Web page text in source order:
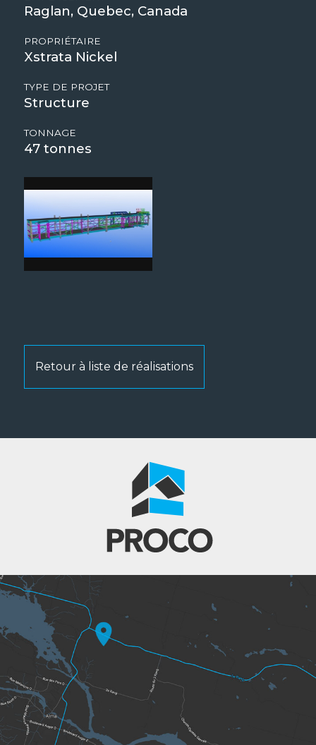
Raglan, Quebec, Canada
PROPRIÉTAIRE
Xstrata Nickel
TYPE DE PROJET
Structure
TONNAGE
47
Retour à liste de réalisations